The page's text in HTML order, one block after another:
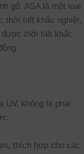
gỗ. ASA là một loại
thời tiết khắc nghiệt,
được thời tiết khắc
UV, không bị phai
thích hợp cho các